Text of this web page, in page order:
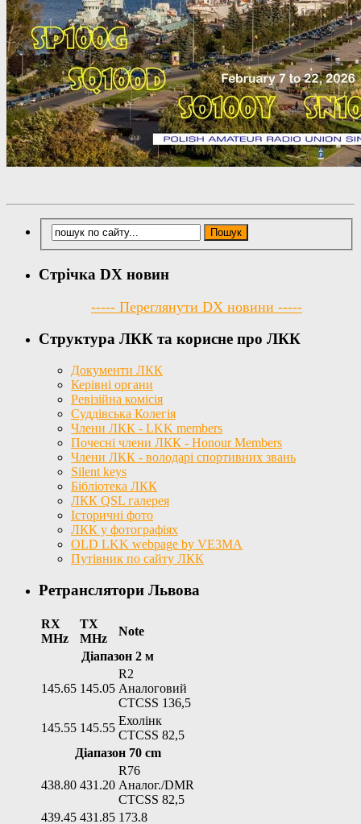
Стрічка DX новин
----- Переглянути DX новини -----
Структура ЛКК та корисне про ЛКК
Документи ЛКК
Керівні органи
Ревізійна комісія
Суддівська Колегія
Члени ЛКК - LKK members
Почесні члени ЛКК - Honour Members
Члени ЛКК - володарі спортивних звань
Silent keys
Бібліотека ЛКК
ЛКК QSL галерея
Історичні фото
ЛКК у фотографіях
OLD LKK webpage by VE3MA
Путівник по сайту ЛКК
Ретранслятори Львова
RX
MHz
TX
MHz
Note
Діапазон 2 м
145.65 145.05
R2
Аналоговий
CTCSS 136,5
145.55 145.55
Ехолінк
CTCSS 82,5
Діапазон 70 cm
438.80 431.20
R76
Аналог./DMR
CTCSS 82,5
439.45 431.85 173.8